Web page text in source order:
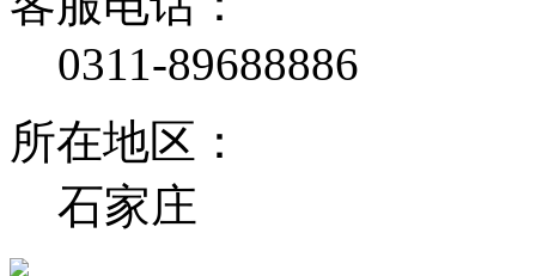
0311-89688886
所在地区：
石家庄